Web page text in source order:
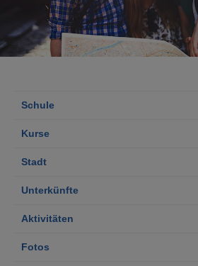
Schule
Kurse
Stadt
Unterkünfte
Aktivitäten
Fotos